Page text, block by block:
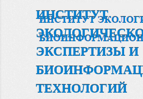
ИНСТИТУТ
ЭКСПЕРТИЗЫ И
ТЕХНОЛОГИЙ